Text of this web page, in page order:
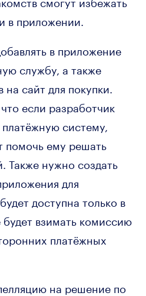
в приложении.
в приложение
службу, а также
на сайт для покупки.
если разработчик
систему,
помочь ему решать
Также нужно создать
для
доступна только в
взимать комиссию
платёжных
на решение по